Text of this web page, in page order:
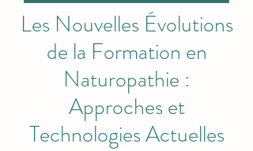
Les Nouvelles Évolutions
de la Formation en
Naturopathie :
Approches et
Technologies Actuelles